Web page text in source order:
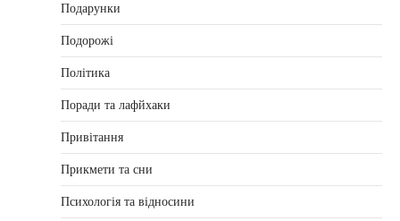
Подарунки
Подорожі
Політика
Поради та лафйхаки
Привітання
Прикмети та сни
Психологія та відносини